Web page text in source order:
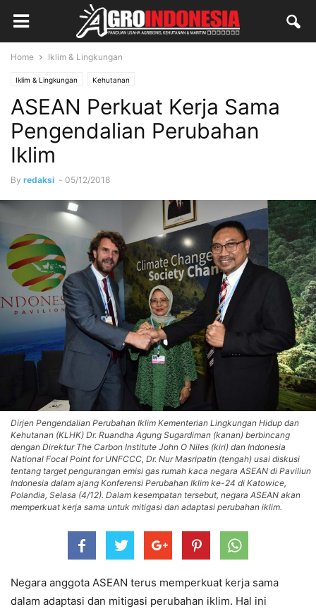
Home Iklim & Lingkungan
Iklim & Lingkungan Kehutanan
ASEAN Perkuat Kerja Sama
Pengendalian Perubahan
Iklim
By redaksi - 05/12/2018
Dirjen Pengendalian Perubahan Iklim Kementerian Lingkungan Hidup dan
Kehutanan (KLHK) Dr. Ruandha Agung Sugardiman (kanan) berbincang
dengan Direktur The Carbon Institute John O Niles (kiri) dan Indonesia
National Focal Point for UNFCCC, Dr. Nur Masripatin (tengah) usai diskusi
tentang target pengurangan emisi gas rumah kaca negara ASEAN di Paviliun
Indonesia dalam ajang Konferensi Perubahan Iklim ke-24 di Katowice,
Polandia, Selasa (4/12). Dalam kesempatan tersebut, negara ASEAN akan
memperkuat kerja sama untuk mitigasi dan adaptasi perubahan iklim.
Negara anggota ASEAN terus memperkuat kerja sama
dalam adaptasi dan mitigasi perubahan iklim. Hal ini